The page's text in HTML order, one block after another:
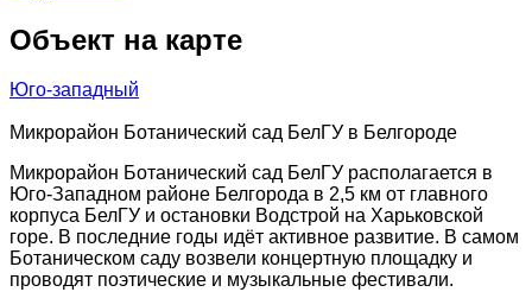
Объект на карте
Юго-западный
Микрорайон Ботанический сад БелГУ в Белгороде
Микрорайон Ботанический сад БелГУ располагается в
Юго-Западном районе Белгорода в 2,5 км от главного
корпуса БелГУ и остановки Водстрой на Харьковской
горе. В последние годы идёт активное развитие. В самом
Ботаническом саду возвели концертную площадку и
проводят поэтические и музыкальные фестивали.